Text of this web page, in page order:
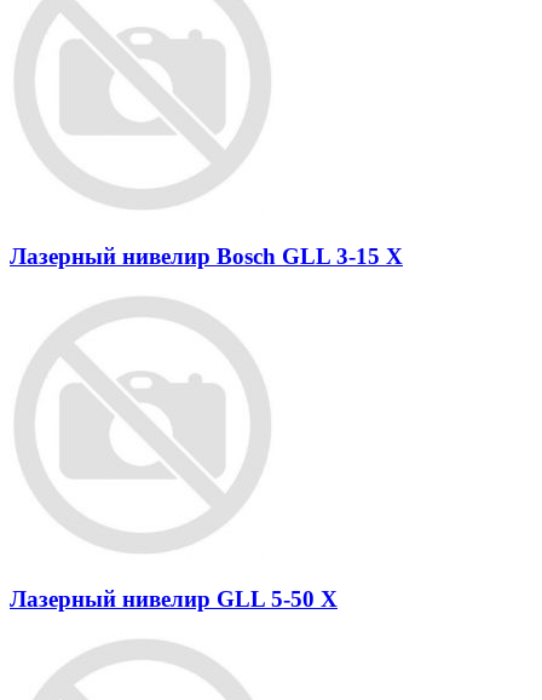
Лазерный нивелир Bosch GLL 3-15 X
Лазерный нивелир GLL 5-50 X